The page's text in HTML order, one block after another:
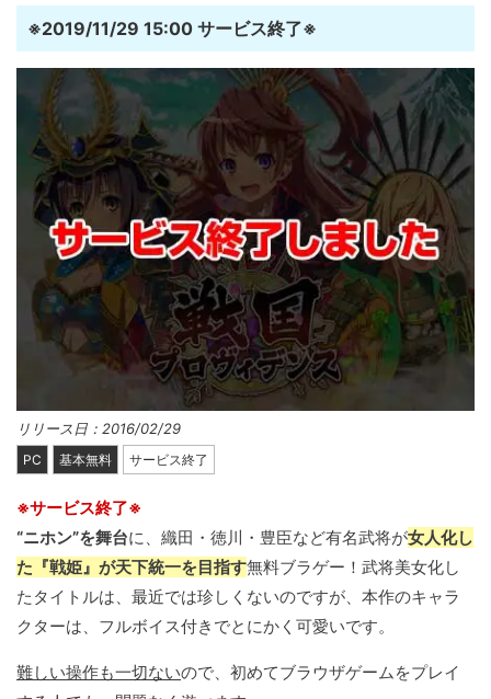
※2019/11/29 15:00 サービス終了※
リリース日：2016/02/29
PC 基本無料 サービス終了
※サービス終了※
“ニホン”を舞台に、織田・徳川・豊臣など有名武将が女人化し
た『戦姫』が天下統一を目指す無料ブラゲー！武将美女化し
たタイトルは、最近では珍しくないのですが、本作のキャラ
クターは、フルボイス付きでとにかく可愛いです。
難しい操作も一切ないので、初めてブラウザゲームをプレイ